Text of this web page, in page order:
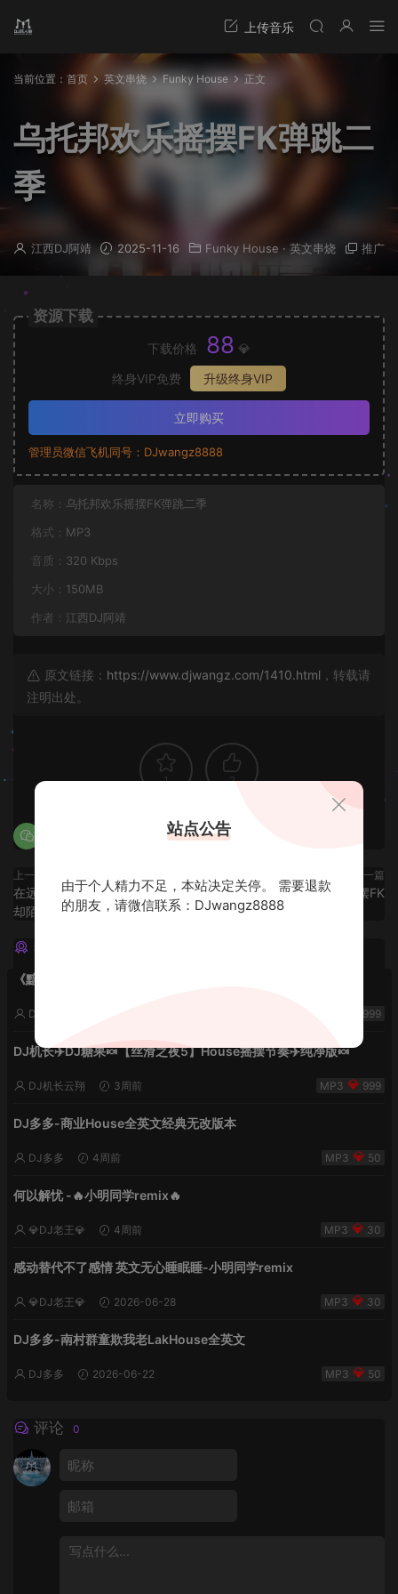
当前位置： 首页 英文串烧 Funky House 正文
乌托邦欢乐摇摆FK弹跳二
季
江西DJ阿靖 2025-11-16 Funky House · 英文串烧 推广
资源下载
下载价格 88 💎
终身VIP免费
升级终身VIP
立即购买
管理员微信飞机同号：DJwangz8888
名称： 乌托邦欢乐摇摆FK弹跳二季
格式： MP3
音质： 320 Kbps
大小： 150MB
作者： 江西DJ阿靖
原文链接： https://www.djwangz.com/1410.html ，转载请
注明出处。
1 2
上一篇
在远方也别忘了回头望望那熟悉
却陌生的故乡
下一篇
11月乌托邦欢乐摇摆FK
猜你喜欢
《黯然销魂夜5》VHDJ机长✈️DJ糖果🍬
DJ机长云翔 999
DJ机长✈️DJ糖果🍬【丝滑之夜5】House摇摆节奏✈️纯净版🍬
DJ机长云翔 3周前 999
DJ多多-商业House全英文经典无改版本
DJ多多 4周前 50
何以解忧 -🔥小明同学remix🔥
💎DJ老王💎 4周前 30
感动替代不了感情 英文无心睡眠睡-小明同学remix
💎DJ老王💎 2026-06-28 30
DJ多多-南村群童欺我老LakHouse全英文
DJ多多 2026-06-22 50
评论 0
站点公告
由于个人精力不足，本站决定关停。 需要退款
的朋友，请微信联系：DJwangz8888